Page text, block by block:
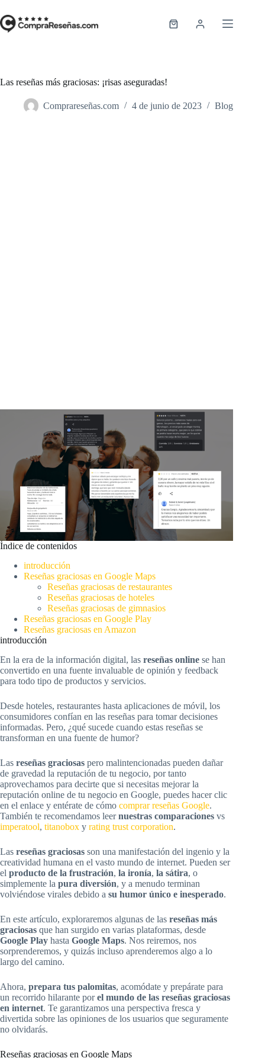
al
contenido
Carro
Las reseñas más graciosas: ¡risas aseguradas!
Comprareseñas.com 4 de junio de 2023 Blog
Índice de contenidos
introducción
Reseñas graciosas en Google Maps
Reseñas graciosas de restaurantes
Reseñas graciosas de hoteles
Reseñas graciosas de gimnasios
Reseñas graciosas en Google Play
Reseñas graciosas en Amazon
introducción
En la era de la información digital, las reseñas online se han
convertido en una fuente invaluable de opinión y feedback
para todo tipo de productos y servicios.
Desde hoteles, restaurantes hasta aplicaciones de móvil, los
consumidores confían en las reseñas para tomar decisiones
informadas. Pero, ¿qué sucede cuando estas reseñas se
transforman en una fuente de humor?
Las reseñas graciosas pero malintencionadas pueden dañar
de gravedad la reputación de tu negocio, por tanto
aprovechamos para decirte que si necesitas mejorar la
reputación online de tu negocio en Google, puedes hacer clic
en el enlace y entérate de cómo comprar reseñas Google.
También te recomendamos leernuestras comparaciones vs
imperatool, titanobox y rating trust corporation.
Las reseñas graciosas son una manifestación del ingenio y la
creatividad humana en el vasto mundo de internet. Pueden ser
el producto de la frustración, la ironía, la sátira, o
simplemente la pura diversión, y a menudo terminan
volviéndose virales debido a su humor único e inesperado.
En este artículo, exploraremos algunas de las reseñas más
graciosas que han surgido en varias plataformas, desde
Google Play hasta Google Maps. Nos reiremos, nos
sorprenderemos, y quizás incluso aprenderemos algo a lo
largo del camino.
Ahora, prepara tus palomitas, acomódate y prepárate para
un recorrido hilarante porel mundo de las reseñas graciosas
en internet. Te garantizamos una perspectiva fresca y
divertida sobre las opiniones de los usuarios que seguramente
no olvidarás.
Reseñas graciosas en Google Maps